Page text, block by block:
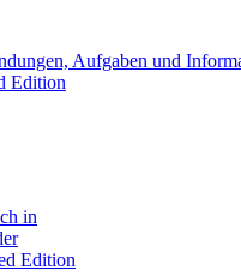
Aufgaben und
Edition
in
Edition